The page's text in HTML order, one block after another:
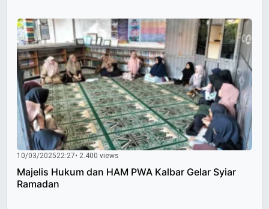
10/03/202522:27• 2.400 views
Majelis Hukum dan HAM PWA Kalbar Gelar Syiar
Ramadan